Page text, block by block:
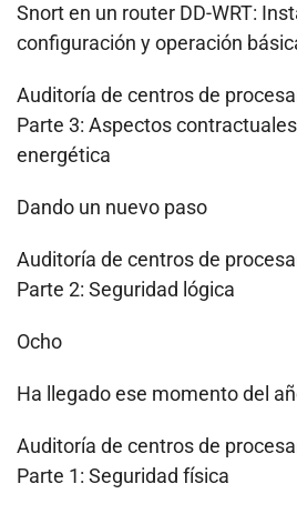
Snort en un router DD-WRT:
configuración y operación
Auditoría de centros de
Parte 3: Aspectos
energética
Dando un nuevo paso
Auditoría de centros de
Parte 2: Seguridad lógica
Ocho
Ha llegado ese momento del
Auditoría de centros de
Parte 1: Seguridad física